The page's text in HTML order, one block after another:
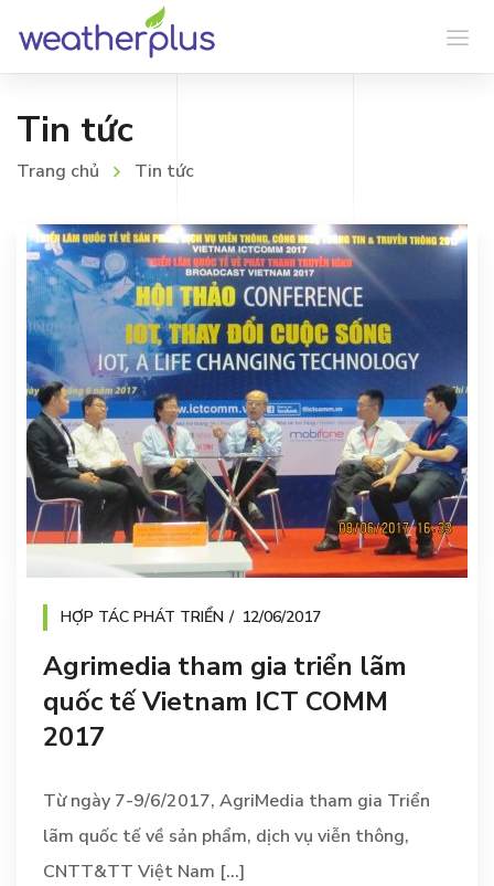
Tin tức
Trang chủ Tin tức
HỢP TÁC PHÁT TRIỂN 12/06/2017
Agrimedia tham gia triển lãm
quốc tế Vietnam ICT COMM
2017
Từ ngày 7-9/6/2017, AgriMedia tham gia Triển
lãm quốc tế về sản phẩm, dịch vụ viễn thông,
CNTT&TT Việt Nam [...]